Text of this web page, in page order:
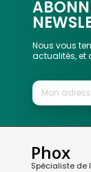
Nous vous
actualités, et
Phox
Spécialiste de